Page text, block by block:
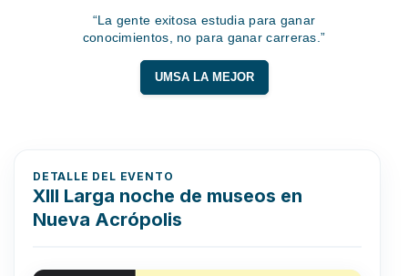
“La gente exitosa estudia para ganar
conocimientos, no para ganar carreras.”
UMSA LA MEJOR
DETALLE DEL EVENTO
XIII Larga noche de museos en
Nueva Acrópolis